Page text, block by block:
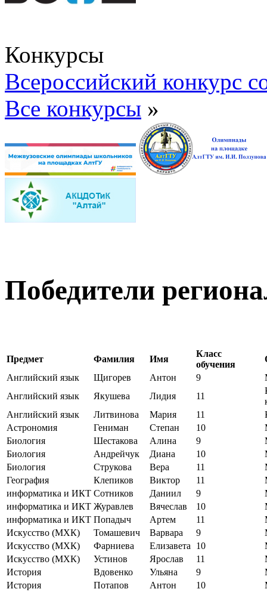
Конкурсы
Всероссийский конкурс
Все конкурсы »
Победители
Предмет Фамилия Имя
Класс
обучения
Английский язык
Щигорев Антон 9
Английский язык
Якушева Лидия 11
Английский язык
Литвинова Мария 11
Астрономия
Гениман Степан 10
Биология
Шестакова Алина 9
Биология
Андрейчук Диана 10
Биология
Струкова Вера 11
География
Клепиков Виктор 11
информатика и ИКТ Сотников Даниил 9
информатика и ИКТ Журавлев Вячеслав 10
информатика и ИКТ Попадыч Артем 11
Искусство (МХК)
Томашевич Варвара 9
Искусство (МХК)
Фарниева Елизавета 10
Искусство (МХК)
Устинов Ярослав 11
История
Вдовенко Ульяна 9
История
Потапов Антон 10